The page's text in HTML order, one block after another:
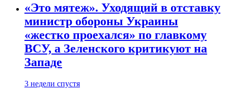
«Это мятеж». Уходящий в отставку
министр обороны Украины
«жестко проехался» по главкому
ВСУ, а Зеленского критикуют на
Западе
3 недели спустя